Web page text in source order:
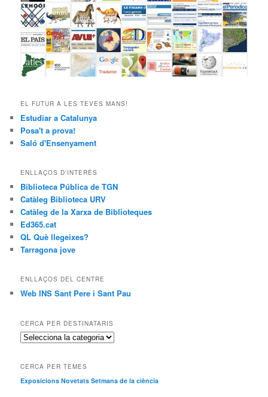
EL FUTUR A LES TEVES MANS!
Estudiar a Catalunya
Posa't a prova!
Saló d'Ensenyament
ENLLAÇOS D'INTERÈS
Biblioteca Pública de TGN
Catàleg Biblioteca URV
Catàleg de la Xarxa de Biblioteques
Ed365.cat
QL Què llegeixes?
Tarragona jove
ENLLAÇOS DEL CENTRE
Web INS Sant Pere i Sant Pau
CERCA PER DESTINATARIS
C
c
a
CERCA PER TEMES
Exposicions Novetats Setmana de la ciència